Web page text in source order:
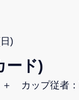
)
ード)
カップ従者：